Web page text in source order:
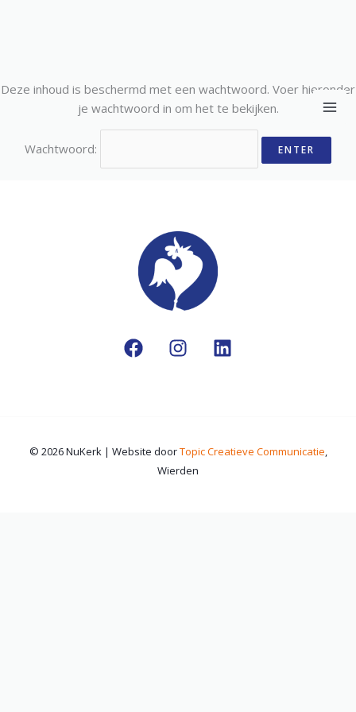
Ga
inhoud
Deze inhoud is beschermd met een wachtwoord. Voer hieronder
je wachtwoord in om het te bekijken.
Wachtwoord:
© 2026 NuKerk | Website doorTopic Creatieve Communicatie,
Wierden